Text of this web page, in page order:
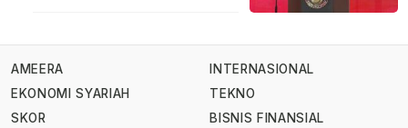
AMEERA
EKONOMI SYARIAH
SKOR
INTERNASIONAL
TEKNO
BISNIS FINANSIAL